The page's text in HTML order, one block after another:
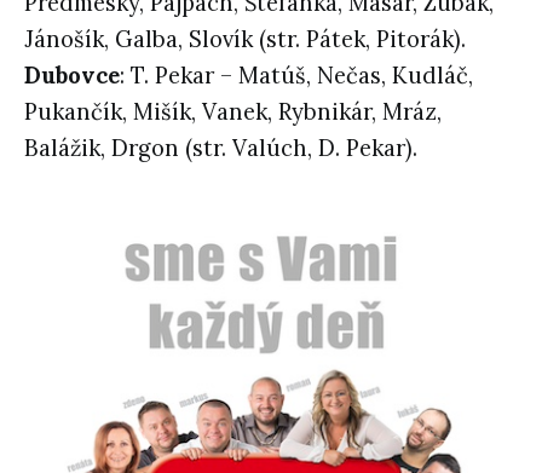
Jánošík, Galba, Slovík (str. Pátek, Pitorák).
Dubovce: T. Pekar – Matúš, Nečas, Kudláč,
Pukančík, Mišík, Vanek, Rybnikár, Mráz,
Balážik, Drgon (str. Valúch, D. Pekar).